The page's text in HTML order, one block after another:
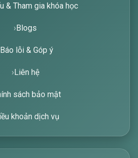
& Tham gia khóa học
Blogs
Báo lỗi & Góp ý
Liên hệ
sách bảo mật
khoản dịch vụ